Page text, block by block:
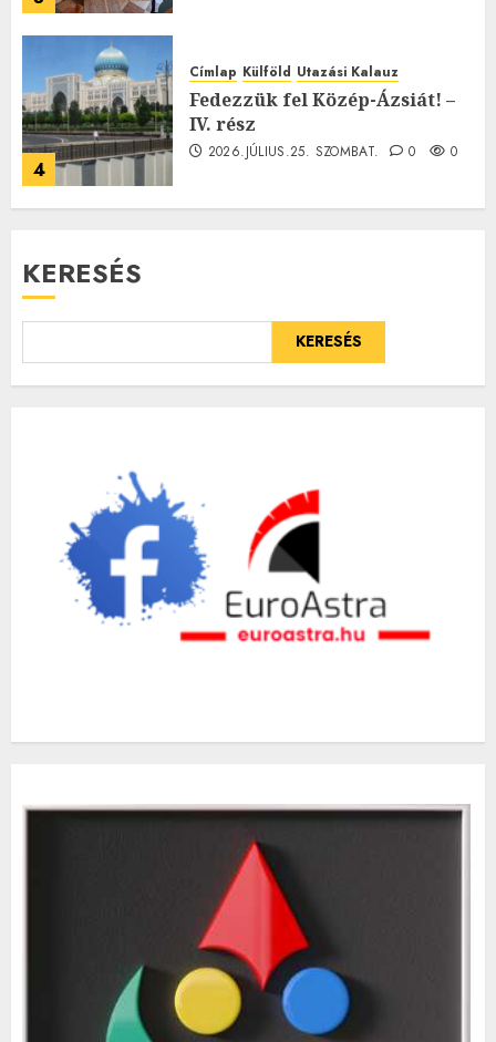
4
Címlap Külföld Utazási Kalauz
Fedezzük fel Közép-Ázsiát! –
IV. rész
2026.JÚLIUS.25. SZOMBAT. 0 0
KERESÉS
KERESÉS